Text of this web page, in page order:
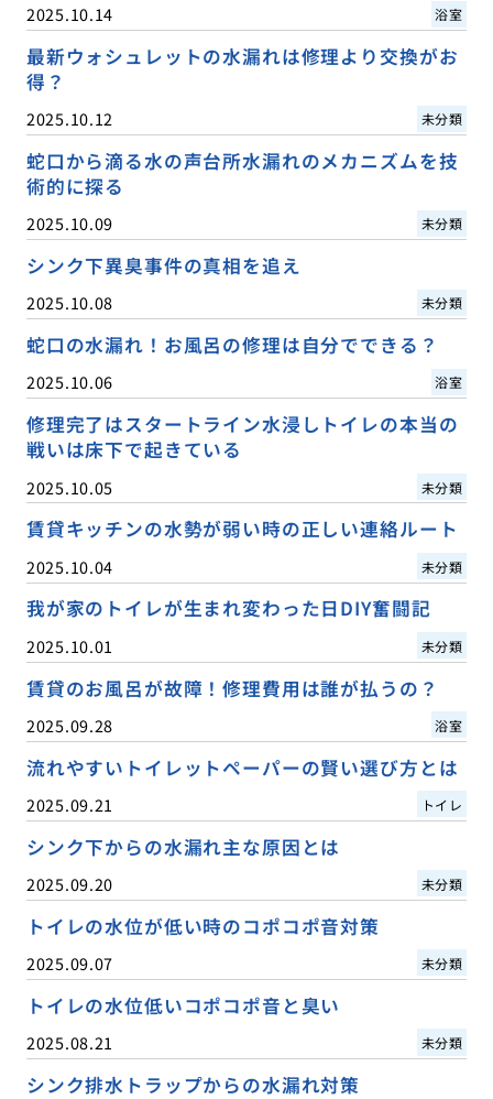
2025.10.14 浴室
最新ウォシュレットの水漏れは修理より交換がお
得？
2025.10.12 未分類
蛇口から滴る水の声台所水漏れのメカニズムを技
術的に探る
2025.10.09 未分類
シンク下異臭事件の真相を追え
2025.10.08 未分類
蛇口の水漏れ！お風呂の修理は自分でできる？
2025.10.06 浴室
修理完了はスタートライン水浸しトイレの本当の
戦いは床下で起きている
2025.10.05 未分類
賃貸キッチンの水勢が弱い時の正しい連絡ルート
2025.10.04 未分類
我が家のトイレが生まれ変わった日DIY奮闘記
2025.10.01 未分類
賃貸のお風呂が故障！修理費用は誰が払うの？
2025.09.28 浴室
流れやすいトイレットペーパーの賢い選び方とは
2025.09.21 トイレ
シンク下からの水漏れ主な原因とは
2025.09.20 未分類
トイレの水位が低い時のコポコポ音対策
2025.09.07 未分類
トイレの水位低いコポコポ音と臭い
2025.08.21 未分類
シンク排水トラップからの水漏れ対策